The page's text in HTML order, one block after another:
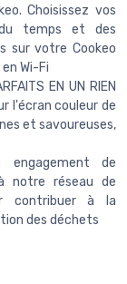
Choisissez vos
temps et des
sur votre Cookeo
Wi-Fi
EN UN RIEN
l'écran couleur de
et savoureuses,
engagement de
notre réseau de
contribuer à la
des déchets